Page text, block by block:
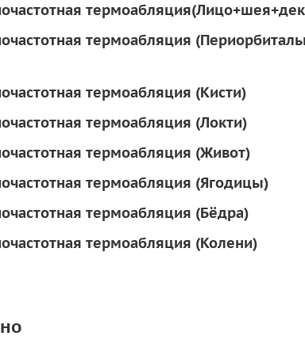
термоабляция
термоабляция (Кисти)
термоабляция (Локти)
термоабляция (Живот)
термоабляция (Ягодицы)
термоабляция (Бёдра)
термоабляция (Колени)